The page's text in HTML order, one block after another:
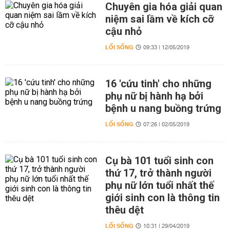
Chuyên gia hóa giải quan
niệm sai lầm về kích cỡ
cậu nhỏ
LỐI SỐNG 09:33 | 12/05/2019
16 'cứu tinh' cho những
phụ nữ bị hành hạ bởi
bệnh u nang buồng trứng
LỐI SỐNG 07:26 | 02/05/2019
Cụ bà 101 tuổi sinh con
thứ 17, trở thành người
phụ nữ lớn tuổi nhất thế
giới sinh con là thông tin
thêu dệt
LỐI SỐNG 10:31 | 29/04/2019